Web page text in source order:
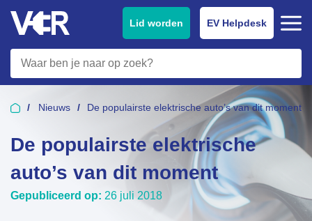
Lid worden EV Helpdesk
Nieuws De populairste elektrische auto’s van dit moment
De populairste elektrische
auto’s van dit moment
Gepubliceerd op: 26 juli 2018